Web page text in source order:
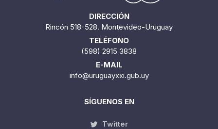
DIRECCIÓN
Rincón 518-528. Montevideo-Uruguay
TELÉFONO
(598) 2915 3838
E-MAIL
info@uruguayxxi.gub.uy
SÍGUENOS EN
Twitter